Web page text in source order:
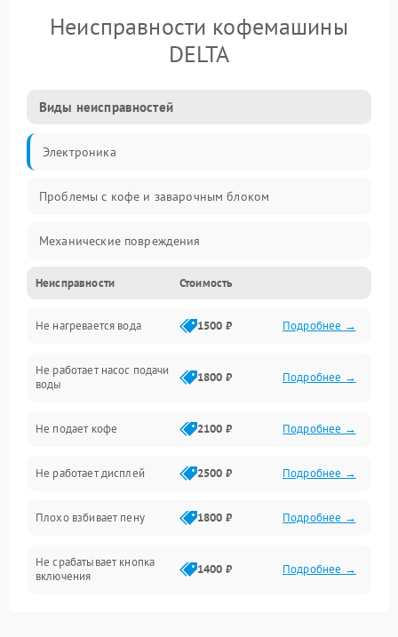
Неисправности кофемашины
DELTA
Виды неисправностей
Электроника
Проблемы с кофе и заварочным блоком
Механические повреждения
Прочие неисправности
Включение и работа
Проблемы с водой
Проблемы с капучинатором и паром
Управление и электроника
Программное обеспечение
Неисправности Стоимость
Не нагревается вода 1500 ₽ Подробнее →
Не работает насос подачи
воды
1800 ₽ Подробнее →
Не подает кофе 2100 ₽ Подробнее →
Не работает дисплей 2500 ₽ Подробнее →
Плохо взбивает пену 1800 ₽ Подробнее →
Не срабатывает кнопка
включения
1400 ₽ Подробнее →